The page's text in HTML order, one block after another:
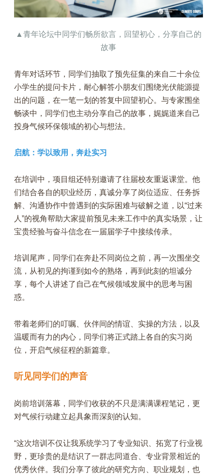
▲青年论坛中同学们畅所欲言，回望初心，分享自己的
故事
青年对话环节，同学们抽取了预先征集的来自二十余位
小学生的提问卡片，耐心解答小朋友们围绕光伏能源提
出的问题，在一笔一划的答复中回望初心。与专家围坐
畅谈中，同学们也主动分享自己的故事，娓娓道来自己
投身气候环保领域的初心与想法。
启航：学以致用，奔赴实习
在培训中，项目组还特别邀请了往届校友重返课堂。他
们结合各自的职业经历，真诚分享了岗位适应、任务拆
解、沟通协作中曾遇到的实际困难与破解之道，以“过来
人”的视角帮助大家提前预见未来工作中的真实场景，让
宝贵经验与奋斗信念在一届届学子中接续传承。
培训尾声，同学们在奔赴不同岗位之前，再一次围坐交
流，从初见的拘谨到如今的熟络，再到此刻的坦诚分
享，每个人讲述了自己在气候领域发展中的思考与困
惑。
带着老师们的叮嘱、伙伴间的情谊、实操的方法，以及
温暖而有力的内心，同学们将正式踏上各自的实习岗
位，开启气候征程的新篇章。
听见同学们的声音
岗前培训落幕，同学们收获的不只是满满课程笔记，更
对气候行动建立起具象而深刻的认知。
“这次培训不仅让我系统学习了专业知识、拓宽了行业视
野，更珍贵的是结识了一群志同道合、专业背景相近的
优秀伙伴。我们分享了彼此的研究方向、职业规划，也